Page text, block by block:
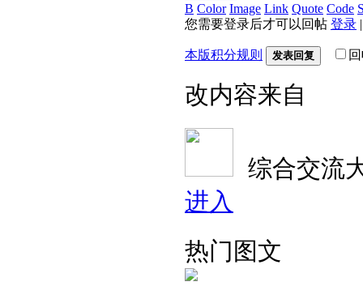
B Color Image Link Quote Code
您需要登录后才可以回帖 登录
本版积分规则 发表回复
改内容来自
综合交流
进入
热门图文